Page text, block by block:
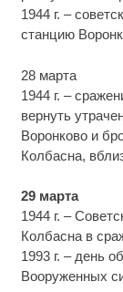
1944 г. –
станцию
28 марта
1944 г. –
вернуть
Воронково и
Колбасна,
29 марта
1944 г. –
Колбасна в
1993 г. – день
Вооруженных